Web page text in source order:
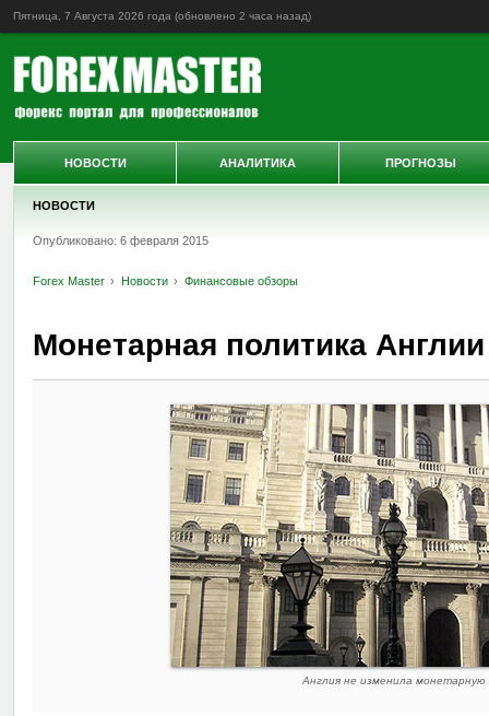
Пятница, 7 Августа 2026 года (обновлено 2 часа назад)
НОВОСТИ
Опубликовано: 6 февраля 2015
Forex Master Новости Финансовые обзоры
Монетарная политика Англии
Англия не изменила монетарную
НОВОСТИ АНАЛИТИКА ПРОГНОЗЫ